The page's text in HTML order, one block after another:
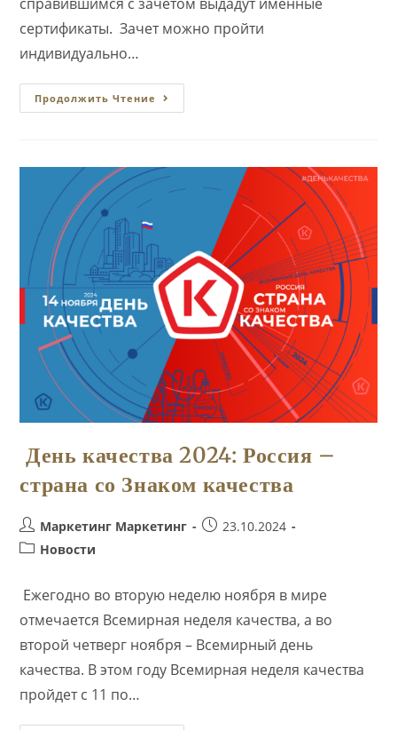
сертификаты. Зачет можно пройти
индивидуально…
Продолжить Чтение Всероссийский
Онлайн-
Будет
Проходить
Онлайн
2024
Года.
День качества 2024: Россия –
страна со Знаком качества
Автор
записи:
Маркетинг Маркетинг
Запись23.10.2024
Рубрика
Новости
Ежегодно во вторую неделю ноября в мире
отмечается Всемирная неделя качества, а во
второй четверг ноября – Всемирный день
качества. В этом году Всемирная неделя качества
пройдет с 11 по…